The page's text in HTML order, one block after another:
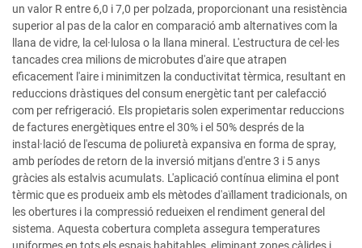
un valor R entre 6,0 i 7,0 per polzada, proporcionant una resistència
superior al pas de la calor en comparació amb alternatives com la
llana de vidre, la cel·lulosa o la llana mineral. L'estructura de cel·les
tancades crea milions de microbutes d'aire que atrapen
eficacement l'aire i minimitzen la conductivitat tèrmica, resultant en
reduccions dràstiques del consum energètic tant per calefacció
com per refrigeració. Els propietaris solen experimentar reduccions
de factures energètiques entre el 30% i el 50% després de la
instal·lació de l'escuma de poliuretà expansiva en forma de spray,
amb períodes de retorn de la inversió mitjans d'entre 3 i 5 anys
gràcies als estalvis acumulats. L'aplicació contínua elimina el pont
tèrmic que es produeix amb els mètodes d'aïllament tradicionals, on
les obertures i la compressió redueixen el rendiment general del
sistema. Aquesta cobertura completa assegura temperatures